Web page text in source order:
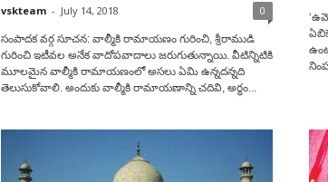
vskteam - July 14, 2018 0
సంపాదక వర్గ సూచన: వాల్మీకి రామాయణం గురించి, శ్రీరాముడి
గురించి ఇటీవల అనేక వాదోపవాదాలు జరుగుతున్నాయి. వీటిన్నిటికి
మూలమైన వాల్మీకి రామాయణంలో అసలు ఏమి ఉన్నదన్నది
తెలుసుకోవాలి. అందుకు వాల్మీకి రామాయణాన్ని చదివి, అర్ధం...